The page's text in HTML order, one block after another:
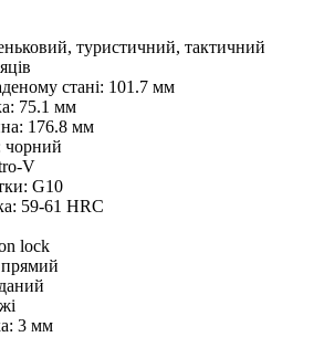
туристичний, тактичний
стані: 101.7 мм
75.1 мм
176.8 мм
чорний
V
G10
59-61 HRC
lock
3 мм